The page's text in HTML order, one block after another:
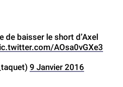
de baisser le short d’Axel
AOsa0vGXe3
9 Janvier 2016